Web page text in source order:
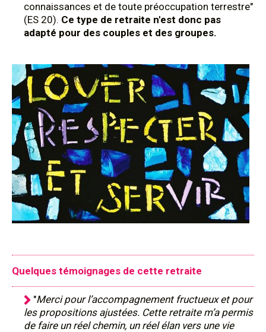
connaissances et de toute préoccupation terrestre"
(ES 20). Ce type de retraite n'est donc pas
adapté pour des couples et des groupes.
Quelques témoignages de cette retraite
"Merci pour l’accompagnement fructueux et pour
les propositions ajustées. Cette retraite m’a permis
de faire un réel chemin, un réel élan vers une vie